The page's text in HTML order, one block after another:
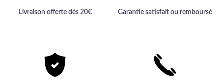
Livraison offerte dès 20€ Garantie satisfait ou remboursé